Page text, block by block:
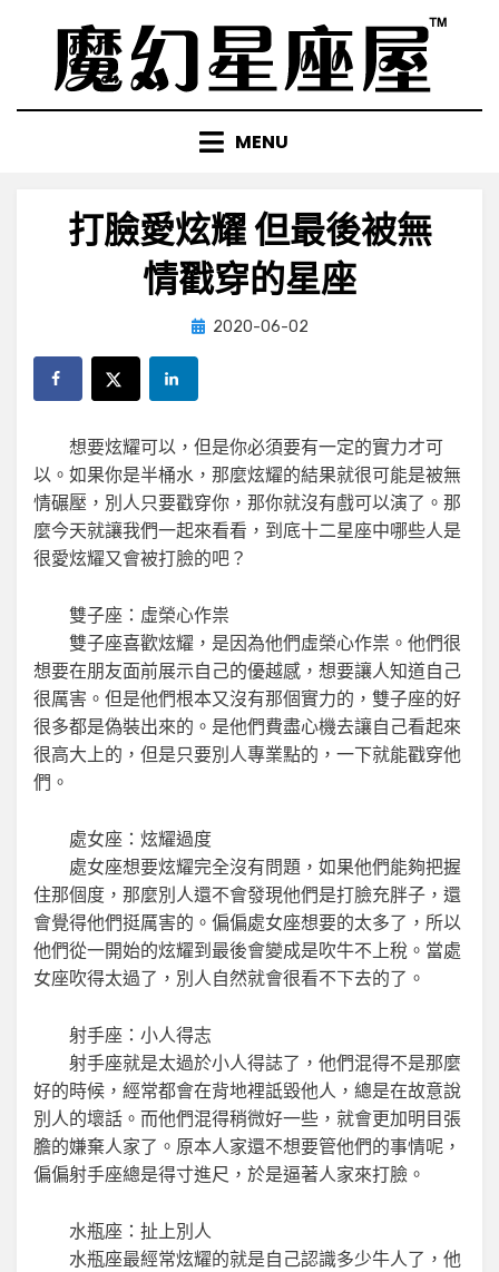
content
MENU
打臉愛炫耀 但最後被無
情戳穿的星座
by小編
Posted
2020-06-02
想要炫耀可以，但是你必須要有一定的實力才可
以。如果你是半桶水，那麼炫耀的結果就很可能是被無
情碾壓，別人只要戳穿你，那你就沒有戲可以演了。那
麼今天就讓我們一起來看看，到底十二星座中哪些人是
很愛炫耀又會被打臉的吧？
雙子座：虛榮心作祟
雙子座喜歡炫耀，是因為他們虛榮心作祟。他們很
想要在朋友面前展示自己的優越感，想要讓人知道自己
很厲害。但是他們根本又沒有那個實力的，雙子座的好
很多都是偽裝出來的。是他們費盡心機去讓自己看起來
很高大上的，但是只要別人專業點的，一下就能戳穿他
們。
處女座：炫耀過度
處女座想要炫耀完全沒有問題，如果他們能夠把握
住那個度，那麼別人還不會發現他們是打臉充胖子，還
會覺得他們挺厲害的。偏偏處女座想要的太多了，所以
他們從一開始的炫耀到最後會變成是吹牛不上稅。當處
女座吹得太過了，別人自然就會很看不下去的了。
射手座：小人得志
射手座就是太過於小人得誌了，他們混得不是那麼
好的時候，經常都會在背地裡詆毀他人，總是在故意說
別人的壞話。而他們混得稍微好一些，就會更加明目張
膽的嫌棄人家了。原本人家還不想要管他們的事情呢，
偏偏射手座總是得寸進尺，於是逼著人家來打臉。
水瓶座：扯上別人
水瓶座最經常炫耀的就是自己認識多少牛人了，他